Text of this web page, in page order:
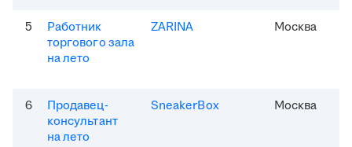
5
Работник
торгового зала
на лето
ZARINA Москва
6
Продавец-
консультант
на лето
SneakerBox Москва